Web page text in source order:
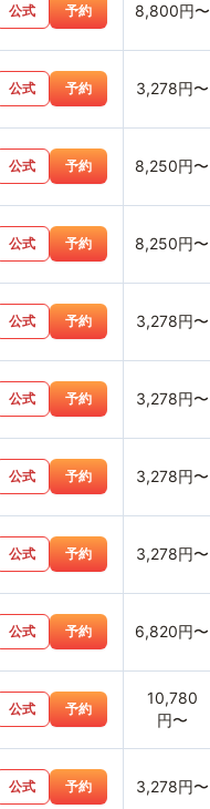
公式 予約 8,800円〜
公式 予約 3,278円〜
公式 予約 8,250円〜
公式 予約 8,250円〜
公式 予約 3,278円〜
公式 予約 3,278円〜
公式 予約 3,278円〜
公式 予約 3,278円〜
公式 予約 6,820円〜
公式 予約
10,780
円〜
公式 予約 3,278円〜